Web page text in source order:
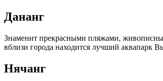
Дананг
Знаменит прекрасными пляжами,
вблизи города находится лучший аквапарк
Нячанг